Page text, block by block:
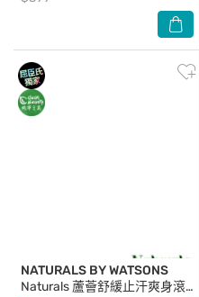
NATURALS BY WATSONS
Naturals 蘆薈舒緩止汗爽身滾